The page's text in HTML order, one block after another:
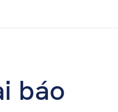
báo